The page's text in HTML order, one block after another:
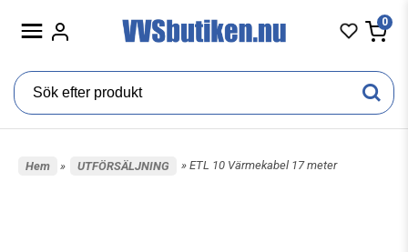
0
Hem » UTFÖRSÄLJNING » ETL 10 Värmekabel 17 meter